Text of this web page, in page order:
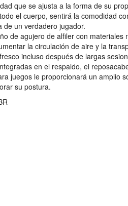
que se ajusta a la forma de su
el cuerpo, sentirá la comodidad
de un verdadero jugador.
de agujero de alfiler con materiales
la circulación de aire y la
incluso después de largas
en el respaldo, el
juegos le proporcionará un amplio
su postura.